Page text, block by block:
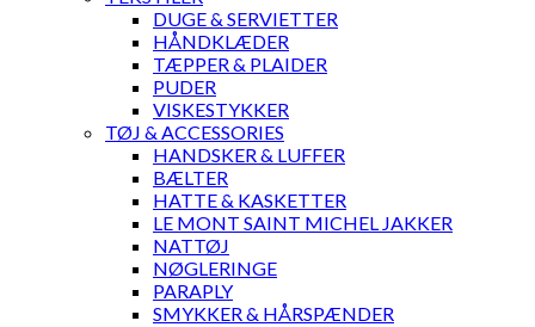
DUGE & SERVIETTER
HÅNDKLÆDER
TÆPPER & PLAIDER
PUDER
VISKESTYKKER
TØJ & ACCESSORIES
HANDSKER & LUFFER
BÆLTER
HATTE & KASKETTER
LE MONT SAINT MICHEL JAKKER
NATTØJ
NØGLERINGE
PARAPLY
SMYKKER & HÅRSPÆNDER